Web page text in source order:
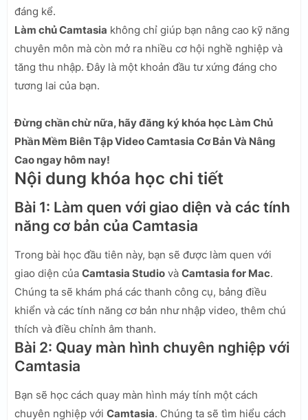
đáng kể.
Làm chủ Camtasia không chỉ giúp bạn nâng cao kỹ năng
chuyên môn mà còn mở ra nhiều cơ hội nghề nghiệp và
tăng thu nhập. Đây là một khoản đầu tư xứng đáng cho
tương lai của bạn.
Đừng chần chừ nữa, hãy đăng ký khóa học Làm Chủ
Phần Mềm Biên Tập Video Camtasia Cơ Bản Và Nâng
Cao ngay hôm nay!
Nội dung khóa học chi tiết
Bài 1: Làm quen với giao diện và các tính
năng cơ bản của Camtasia
Trong bài học đầu tiên này, bạn sẽ được làm quen với
giao diện của Camtasia Studio và Camtasia for Mac.
Chúng ta sẽ khám phá các thanh công cụ, bảng điều
khiển và các tính năng cơ bản như nhập video, thêm chú
thích và điều chỉnh âm thanh.
Bài 2: Quay màn hình chuyên nghiệp với
Camtasia
Bạn sẽ học cách quay màn hình máy tính một cách
chuyên nghiệp với Camtasia. Chúng ta sẽ tìm hiểu cách